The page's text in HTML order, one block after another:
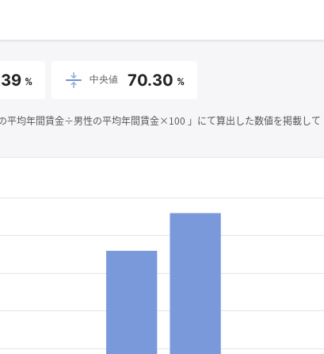
% 中央値 70.30 %
平均年間賃金÷男性の平均年間賃金×100 」にて算出した数値を掲載して